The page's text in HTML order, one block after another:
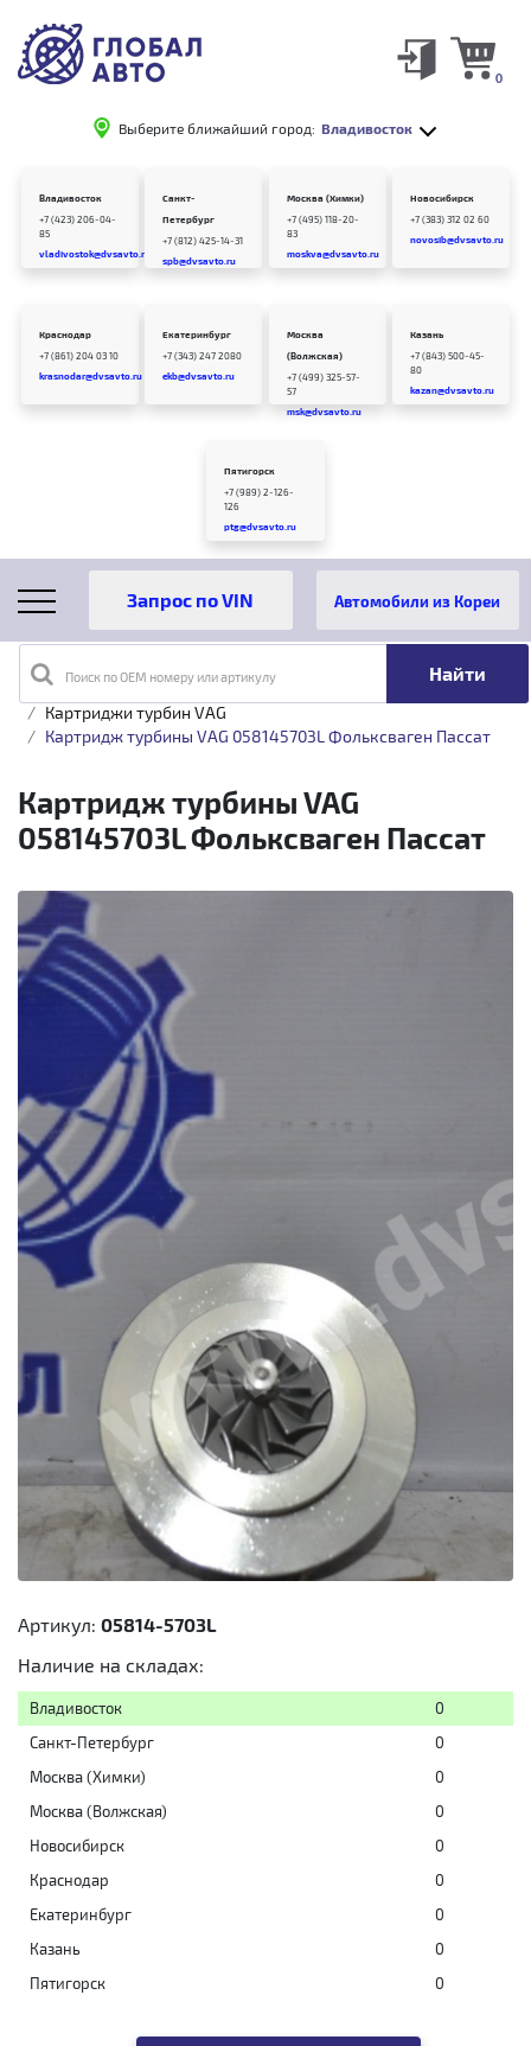
Выберите ближайший город: Владивосток
0
Владивосток
+7 (423) 206-04-
85
vladivostok@dvsavto.ru
Санкт-
Петербург
+7 (812) 425-14-31
spb@dvsavto.ru
Москва (Химки)
+7 (495) 118-20-
83
moskva@dvsavto.ru
Новосибирск
+7 (383) 312 02 60
novosib@dvsavto.ru
Краснодар
+7 (861) 204 03 10
krasnodar@dvsavto.ru
Екатеринбург
+7 (343) 247 2080
ekb@dvsavto.ru
Москва
(Волжская)
+7 (499) 325-57-
57
msk@dvsavto.ru
Казань
+7 (843) 500-45-
80
kazan@dvsavto.ru
Пятигорск
+7 (989) 2-126-
126
ptg@dvsavto.ru
Поиск по OEM номеру или артикулу
Автомобили из Кореи
Главная Каталог товаров Турбины
Картриджи турбин VAG
Картридж турбины VAG 058145703L Фольксваген Пассат
Картридж турбины VAG
058145703L Фольксваген Пассат
Артикул: 05814-5703L
Наличие на складах:
Владивосток
0
Санкт-Петербург
0
Москва (Химки)
0
Москва (Волжская)
0
Новосибирск
0
Краснодар
0
Екатеринбург
0
Казань
0
Пятигорск
0